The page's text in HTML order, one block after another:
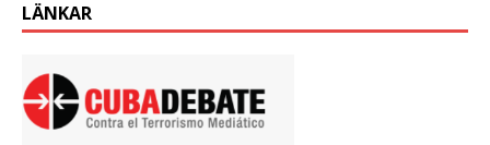
LÄNKAR